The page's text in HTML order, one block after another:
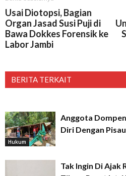
Usai Diotopsi, Bagian
Organ Jasad Susi Puji di
Bawa Dokkes Forensik ke
Labor Jambi
BERITA TERKAIT
Hukum
Anggota
Diri Dengan
Tak Ingin Di Ajak